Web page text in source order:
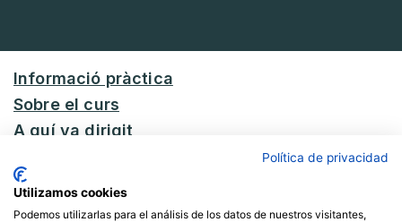
Informació pràctica
Sobre el curs
A quí va dirigit
Continguts
Preus i pagament
Política de privacidad
Utilizamos cookies
Podemos utilizarlas para el análisis de los datos de nuestros visitantes,